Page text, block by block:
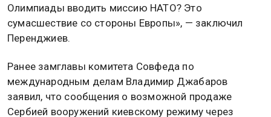
Олимпиады вводить миссию НАТО? Это
сумасшествие со стороны Европы», — заключил
Перенджиев.
Ранее замглавы комитета Совфеда по
международным делам Владимир Джабаров
заявил, что сообщения о возможной продаже
Сербией вооружений киевскому режиму через